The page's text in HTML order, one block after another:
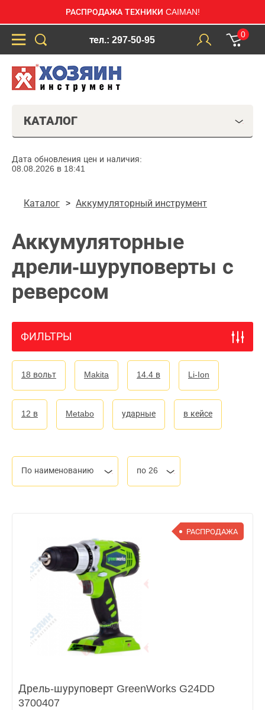
РАСПРОДАЖА ТЕХНИКИ CAIMAN!
тел.: 297-50-95
0
КАТАЛОГ
Дата обновления цен и наличия:
08.08.2026 в 18:41
Каталог Аккумуляторный инструмент
Аккумуляторные
дрели-шуруповерты с
реверсом
ФИЛЬТРЫ
18 вольт Makita 14.4 в Li-Ion
12 в Metabo ударные в кейсе
По наименованию по 26
РАСПРОДАЖА
Дрель-шуруповерт GreenWorks G24DD
3700407